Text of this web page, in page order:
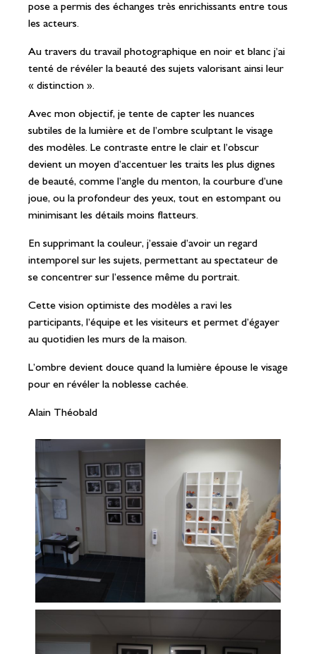
pose a permis des échanges très enrichissants entre tous
les acteurs.
Au travers du travail photographique en noir et blanc j’ai
tenté de révéler la beauté des sujets valorisant ainsi leur
« distinction ».
Avec mon objectif, je tente de capter les nuances
subtiles de la lumière et de l’ombre sculptant le visage
des modèles. Le contraste entre le clair et l’obscur
devient un moyen d’accentuer les traits les plus dignes
de beauté, comme l’angle du menton, la courbure d’une
joue, ou la profondeur des yeux, tout en estompant ou
minimisant les détails moins flatteurs.
En supprimant la couleur, j’essaie d’avoir un regard
intemporel sur les sujets, permettant au spectateur de
se concentrer sur l’essence même du portrait.
Cette vision optimiste des modèles a ravi les
participants, l’équipe et les visiteurs et permet d’égayer
au quotidien les murs de la maison.
L’ombre devient douce quand la lumière épouse le visage
pour en révéler la noblesse cachée.
Alain Théobald